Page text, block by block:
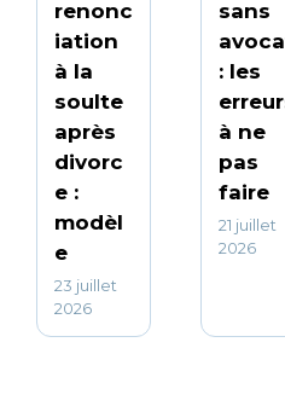
renonc
iation
à la
soulte
après
divorc
e :
modèl
e
23 juillet
2026
sans
: les
à ne
pas
faire
21 juillet
2026